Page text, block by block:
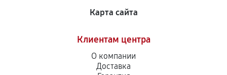
Карта сайта
Клиентам центра
О компании
Доставка